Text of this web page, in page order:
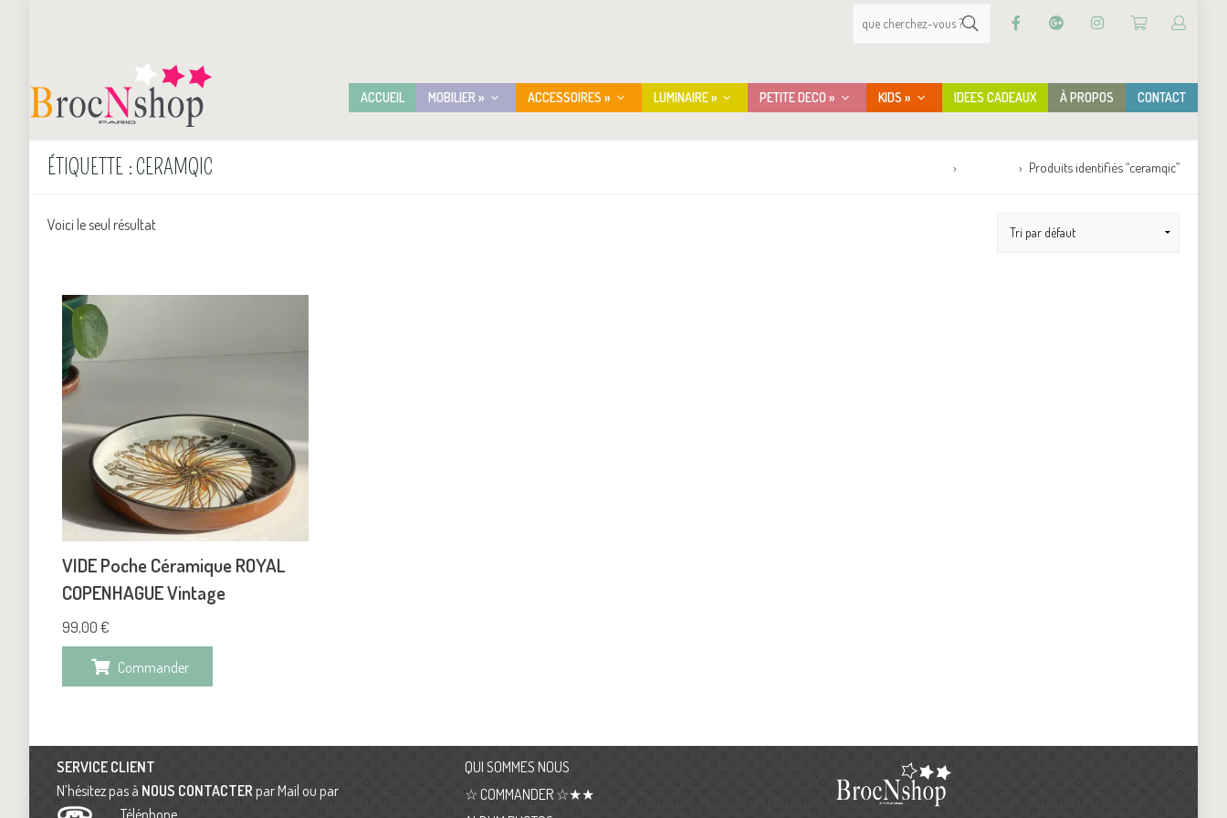
ACCUEIL MOBILIER » ACCESSOIRES » LUMINAIRE » PETITE DECO » KIDS » IDEES CADEAUX À PROPOS CONTACT
ÉTIQUETTE :CERAMQIC Produits identifiés “ceramqic”
Voici le seul résultat
VIDE Poche Céramique ROYAL
COPENHAGUE Vintage
99,00 €
Commander
SERVICE CLIENT
N’hésitez pas à NOUS CONTACTER par Mail ou par
QUI SOMMES NOUS
☆ COMMANDER ☆★★